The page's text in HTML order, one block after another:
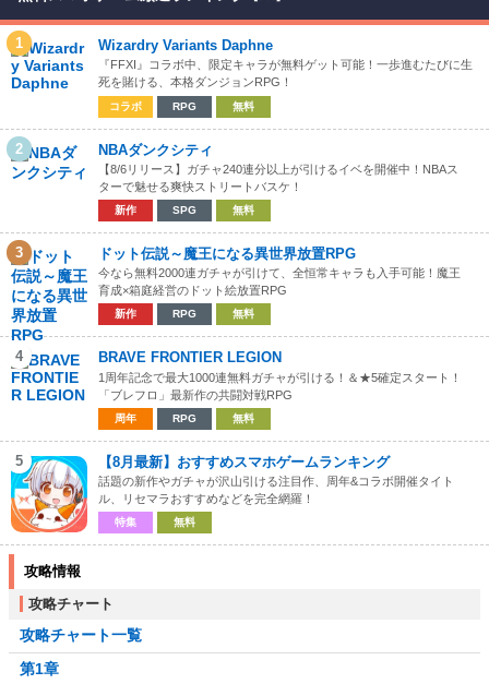
1 Wizardry Variants Daphne
『FFXI』コラボ中、限定キャラが無料ゲット可能！一歩進むたびに生
死を賭ける、本格ダンジョンRPG！
コラボ RPG 無料
2 NBAダンクシティ
【8/6リリース】ガチャ240連分以上が引けるイベを開催中！NBAス
ターで魅せる爽快ストリートバスケ！
新作 SPG 無料
3 ドット伝説～魔王になる異世界放置RPG
今なら無料2000連ガチャが引けて、全恒常キャラも入手可能！魔王
育成×箱庭経営のドット絵放置RPG
新作 RPG 無料
4 BRAVE FRONTIER LEGION
1周年記念で最大1000連無料ガチャが引ける！＆★5確定スタート！
「ブレフロ」最新作の共闘対戦RPG
周年 RPG 無料
5 【8月最新】おすすめスマホゲームランキング
話題の新作やガチャが沢山引ける注目作、周年&コラボ開催タイト
ル、リセマラおすすめなどを完全網羅！
特集 無料
攻略情報
攻略チャート
攻略チャート一覧
第1章